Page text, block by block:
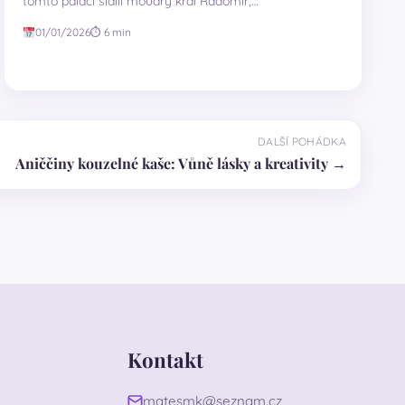
01/01/2026⏱ 6 min
DALŠÍ POHÁDKA
Aniččiny kouzelné kaše: Vůně lásky a kreativity →
Kontakt
matesmk@seznam.cz